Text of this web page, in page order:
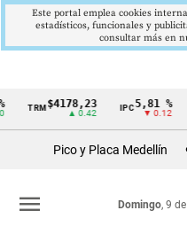
Cintillo
Colombia
TRM$4178,23
▲ 0.42
5,81 %
▼ 0.12
Pico y Placa Medellín
Domingo, 9
menu
Este portal emplea cookies
estadísticos, funcionales y
consultar más en